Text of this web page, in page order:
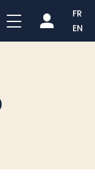
FR
EN